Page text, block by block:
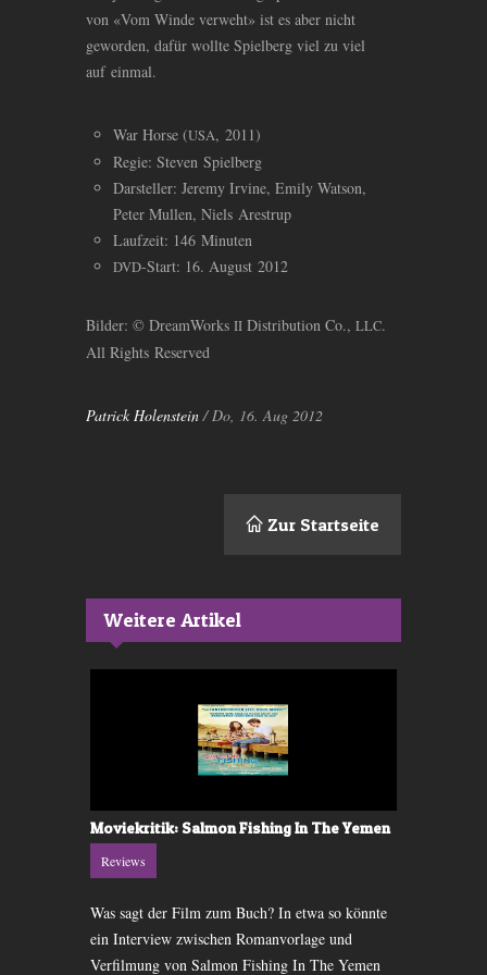
von «Vom Winde verweht» ist es aber nicht
geworden, dafür wollte Spielberg viel zu viel
auf einmal.
War Horse (USA, 2011)
Regie: Steven Spielberg
Darsteller: Jeremy Irvine, Emily Watson,
Peter Mullen, Niels Arestrup
Laufzeit: 146 Minuten
DVD-Start: 16. August 2012
Bilder: © DreamWorks II Distribution Co., LLC.
All Rights Reserved
Patrick Holenstein / Do, 16. Aug 2012
Zur Startseite
Weitere Artikel
Moviekritik: Salmon Fishing In The Yemen
Reviews
Was sagt der Film zum Buch? In etwa so könnte
ein Interview zwischen Romanvorlage und
Verfilmung von Salmon Fishing In The Yemen